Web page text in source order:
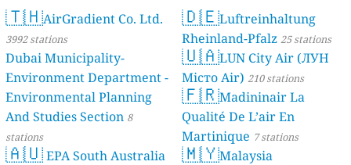
🇹🇭AirGradient Co. Ltd.
3992 stations
Dubai Municipality-
Environment Department -
Environmental Planning
And Studies Section 8
stations
🇦🇺EPA South Australia
🇩🇪Luftreinhaltung
Rheinland-Pfalz 25 stations
🇺🇦LUN City Air (ЛУН
Місто Air) 210 stations
🇫🇷Madininair La
Qualité De L’air En
Martinique 7 stations
🇲🇾Malaysia